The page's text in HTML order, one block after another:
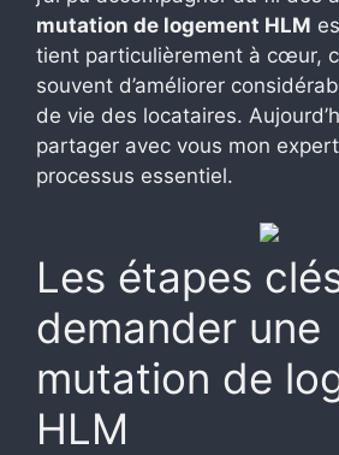
mutation de logement HLM
tient particulièrement à cœur,
souvent d’améliorer
de vie des locataires.
partager avec vous mon
processus essentiel.
Les étapes
demander une
mutation de
HLM